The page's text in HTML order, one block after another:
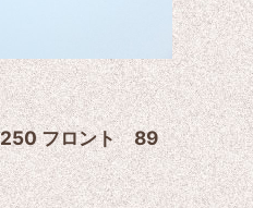
フロント 89